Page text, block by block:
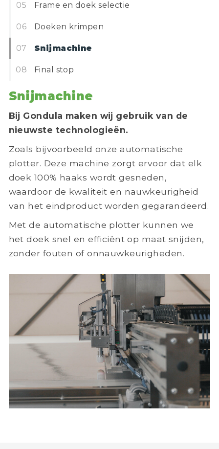
Frame en doek selectie
Doeken krimpen
Snijmachine
Final stop
Snijmachine
Bij Gondula maken wij gebruik van de
nieuwste technologieën.
Zoals bijvoorbeeld onze automatische
plotter. Deze machine zorgt ervoor dat elk
doek 100% haaks wordt gesneden,
waardoor de kwaliteit en nauwkeurigheid
van het eindproduct worden gegarandeerd.
Met de automatische plotter kunnen we
het doek snel en efficiënt op maat snijden,
zonder fouten of onnauwkeurigheden.